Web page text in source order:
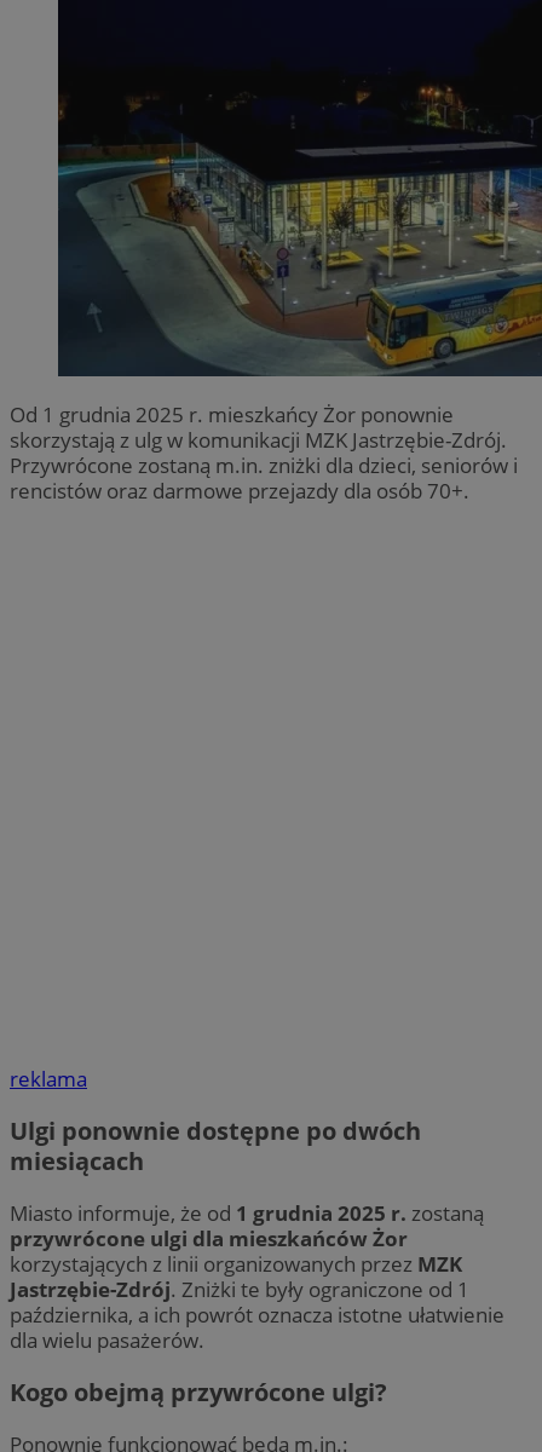
Od 1 grudnia 2025 r. mieszkańcy Żor ponownie
skorzystają z ulg w komunikacji MZK Jastrzębie-Zdrój.
Przywrócone zostaną m.in. zniżki dla dzieci, seniorów i
rencistów oraz darmowe przejazdy dla osób 70+.
reklama
Ulgi ponownie dostępne po dwóch
miesiącach
Miasto informuje, że od 1 grudnia 2025 r. zostaną
przywrócone ulgi dla mieszkańców Żor
korzystających z linii organizowanych przez MZK
Jastrzębie-Zdrój. Zniżki te były ograniczone od 1
października, a ich powrót oznacza istotne ułatwienie
dla wielu pasażerów.
Kogo obejmą przywrócone ulgi?
Ponownie funkcjonować będą m.in.: